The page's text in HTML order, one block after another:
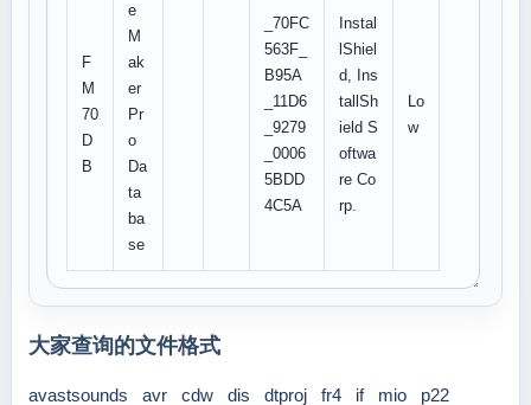
F
M
70
D
B
e
M
ak
er
Pr
o
Da
ta
ba
se
_70FC
563F_
B95A
_11D6
_9279
_0006
5BDD
4C5A
Instal
lShiel
d, Ins
tallSh
ield S
oftwa
re Co
rp.
Lo
w
大家查询的文件格式
avastsounds avr cdw dis dtproj fr4 if mio
p22